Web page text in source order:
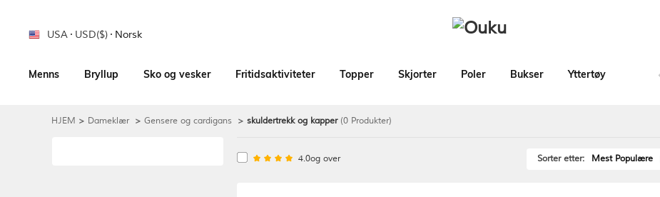
USA USD($) Norsk
Menns Bryllup Sko og vesker Fritidsaktiviteter Topper Skjorter Poler Bukser Yttertøy
HJEM > Dameklær > Gensere og cardigans > skuldertrekk og kapper (0 Produkter)
4.0og over Sorter etter: Mest Populære